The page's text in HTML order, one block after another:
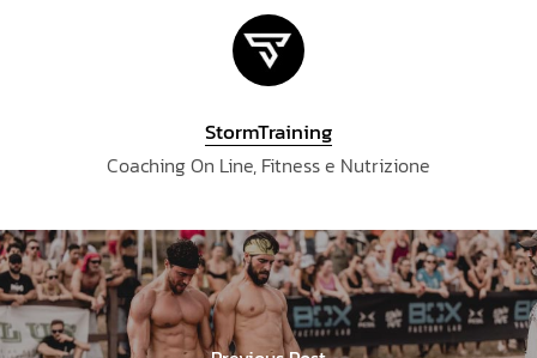
StormTraining
Coaching On Line, Fitness e Nutrizione